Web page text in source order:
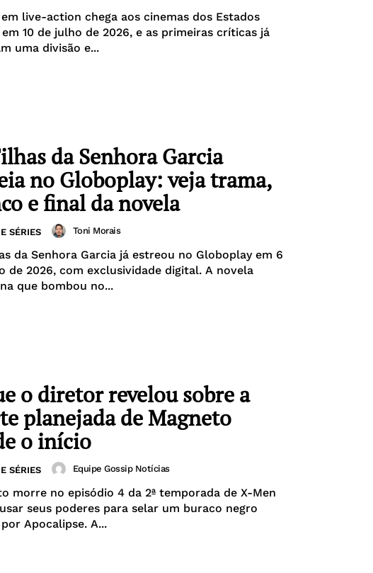
live-action chega aos cinemas dos Estados
em 10 de julho de 2026, e as primeiras críticas já
uma divisão e...
da Senhora Garcia
no Globoplay: veja trama,
e final da novela
SÉRIES Toni Morais
da Senhora Garcia já estreou no Globoplay em 6
de 2026, com exclusividade digital. A novela
que bombou no...
o diretor revelou sobre a
planejada de Magneto
o início
SÉRIES Equipe Gossip Notícias
morre no episódio 4 da 2ª temporada de X-Men
seus poderes para selar um buraco negro
Apocalipse. A...